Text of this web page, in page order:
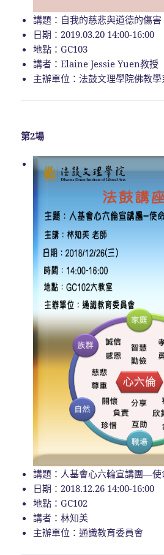
講題：自我的慈悲與道德的傷害
日期：2019.03.20 14:00-16:00
地點：GC103
講者：Elaine Jessie Yuen教授
主辦單位：法鼓文理學院佛教
第2場
講題：人基會心六輪宣講團—
日期：2018.12.26 14:00-16:00
地點：GC102
講者：林知美
主辦單位：通識教育委員會